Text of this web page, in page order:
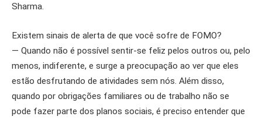
Sharma.
Existem sinais de alerta de que você sofre de FOMO?
— Quando não é possível sentir-se feliz pelos outros ou, pelo
menos, indiferente, e surge a preocupação ao ver que eles
estão desfrutando de atividades sem nós. Além disso,
quando por obrigações familiares ou de trabalho não se
pode fazer parte dos planos sociais, é preciso entender que